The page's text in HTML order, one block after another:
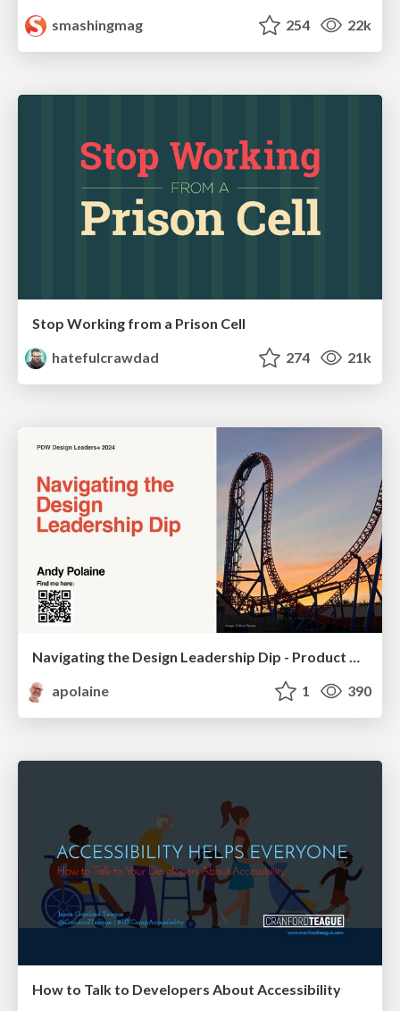
smashingmag
254 22k
Stop Working from a Prison Cell
hatefulcrawdad
274 21k
apolaine
1 390
How to Talk to Developers About Accessibility